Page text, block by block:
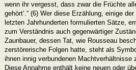
wenn ihr vergesst, dass zwar die Früchte
gehört‘.“ (6) Wer diese Erzählung, einige
letzten Jahrhunderten formulierten Sätze,
zum Verständnis auch gegenwärtiger
Zaunbauer, dessen Tat, wie Rousseau
zerstörerische Folgen hatte, steht als
ihnen innig verbundenen Machtverhältnisse
Diese Annahme enthält keine neuen oder